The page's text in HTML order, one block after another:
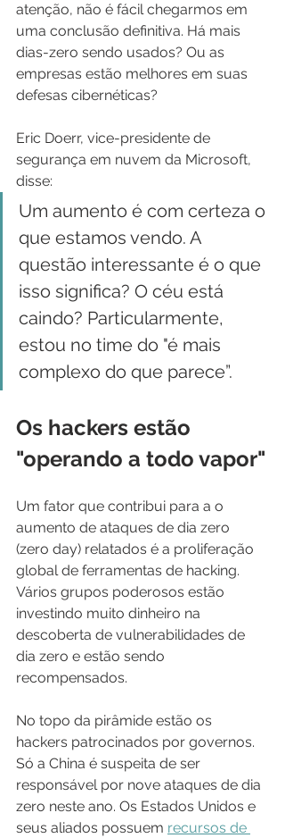
atenção, não é fácil chegarmos em
uma conclusão definitiva. Há mais
dias-zero sendo usados? Ou as
empresas estão melhores em suas
defesas cibernéticas?
Eric Doerr, vice-presidente de
segurança em nuvem da Microsoft,
disse:
Um aumento é com certeza o
que estamos vendo. A
questão interessante é o que
isso significa? O céu está
caindo? Particularmente,
estou no time do "é mais
complexo do que parece”.
Os hackers estão
"operando a todo vapor"
Um fator que contribui para a o
aumento de ataques de dia zero
(zero day) relatados é a proliferação
global de ferramentas de hacking.
Vários grupos poderosos estão
investindo muito dinheiro na
descoberta de vulnerabilidades de
dia zero e estão sendo
recompensados.
No topo da pirâmide estão os
hackers patrocinados por governos.
Só a China é suspeita de ser
responsável por nove ataques de dia
zero neste ano. Os Estados Unidos e
seus aliados possuem recursos de